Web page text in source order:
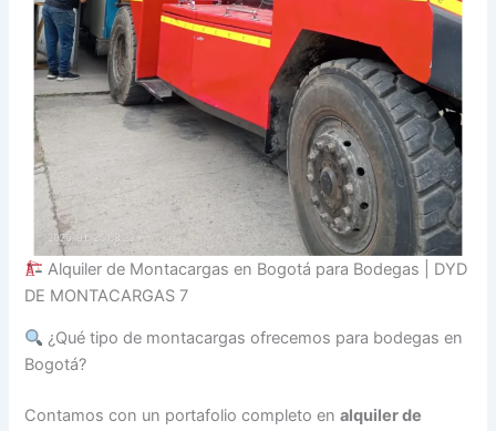
Alquiler de Montacargas en Bogotá para Bodegas | DYD
DE MONTACARGAS 7
¿Qué tipo de montacargas ofrecemos para bodegas en
Bogotá?
Contamos con un portafolio completo enalquiler de